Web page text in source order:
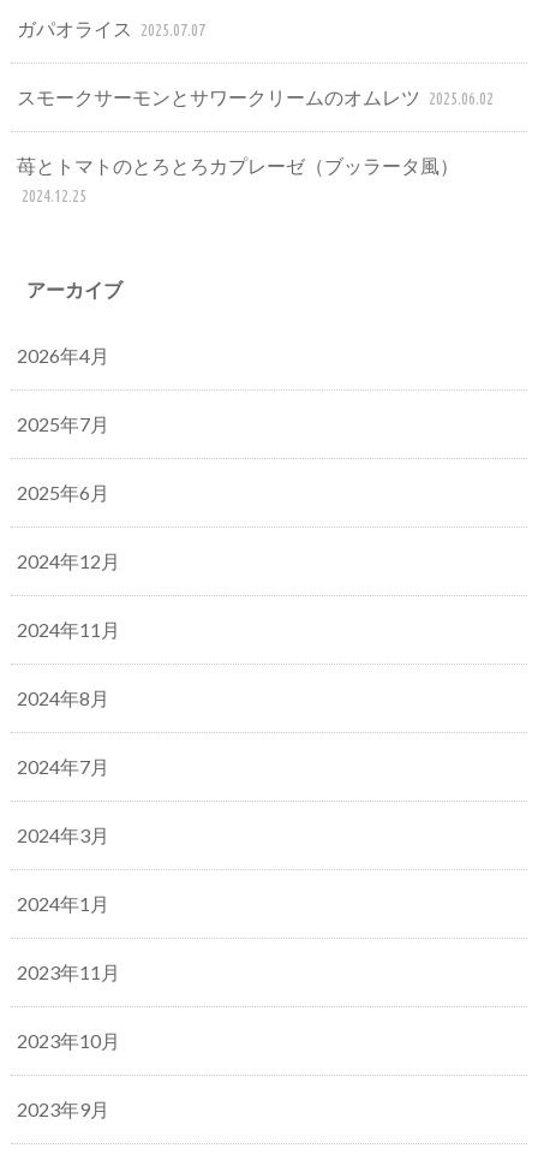
ガパオライス 2025.07.07
スモークサーモンとサワークリームのオムレツ 2025.06.02
苺とトマトのとろとろカプレーゼ（ブッラータ風）
2024.12.25
アーカイブ
2026年4月
2025年7月
2025年6月
2024年12月
2024年11月
2024年8月
2024年7月
2024年3月
2024年1月
2023年11月
2023年10月
2023年9月